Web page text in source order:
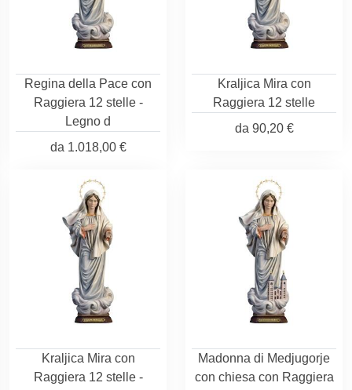
Regina della Pace con
Raggiera 12 stelle -
Legno d
da 1.018,00 €
Kraljica Mira con
Raggiera 12 stelle
da 90,20 €
Kraljica Mira con
Raggiera 12 stelle -
Madonna di Medjugorje
con chiesa con Raggiera